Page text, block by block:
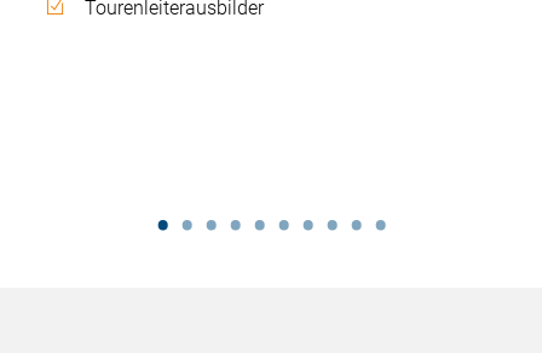
Tourenleiterausbilder